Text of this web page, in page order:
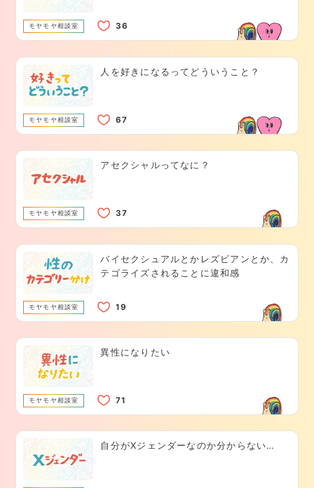
モヤモヤ相談室
人を好きになるってどういうこと？
モヤモヤ相談室
アセクシャルってなに？
モヤモヤ相談室
バイセクシュアルとかレズビアンとか、カ
テゴライズされることに違和感
モヤモヤ相談室
異性になりたい
モヤモヤ相談室
自分がXジェンダーなのか分からない…